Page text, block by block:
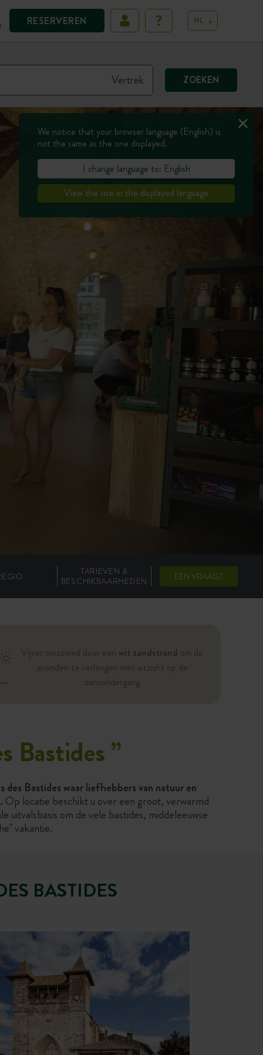
RESERVEREN NL
ZOEKEN
TARIEVEN &
BESCHIKBAARHEDEN
EEN VRAAG?
Vijver omzoomd door een wit zandstrand om de
avonden te verlengen met uitzicht op de
zonsondergang
Bastides”
Bastides waar liefhebbers van natuur en
Op locatie beschikt u over een groot, verwarmd
uitvalsbasis om de vele bastides, middeleeuwse
vakantie.
BASTIDES
We notice that your browser language (English) is
not the same as the one displayed.
I change language to: English
View the site in the displayed language